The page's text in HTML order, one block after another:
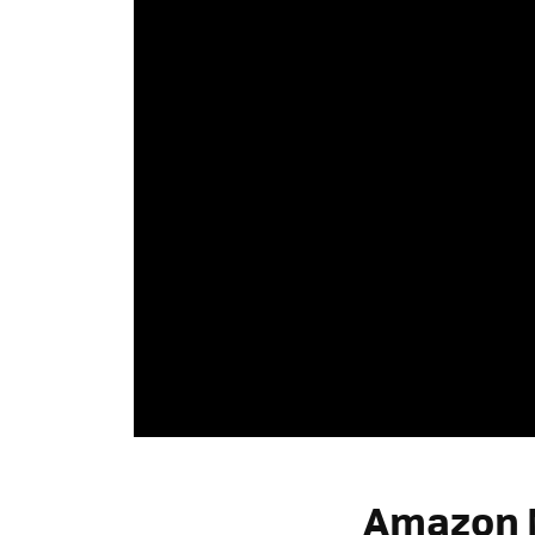
Amazon